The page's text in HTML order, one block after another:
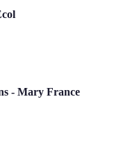
- Mary France